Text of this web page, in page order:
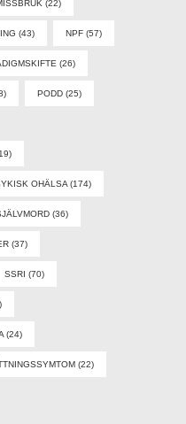
(22)
(43) NPF (57)
(26)
PODD (25)
OHÄLSA (174)
(36)
(37)
SSRI (70)
(24)
(22)